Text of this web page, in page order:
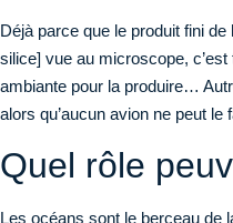
Déjà parce que le produit fini
silice] vue au microscope, c’est
ambiante pour la produire…
alors qu’aucun avion ne peut le
Quel rôle
Les océans sont le berceau de